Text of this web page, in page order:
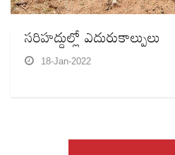
సరిహద్దుల్లో ఎదురుకాల్పులు
18-Jan-2022